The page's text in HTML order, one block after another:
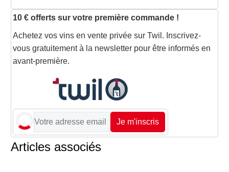
10 € offerts sur votre première commande !
Achetez vos vins en vente privée sur Twil. Inscrivez-
vous gratuitement à la newsletter pour être informés en
avant-première.
Je m'inscris
Articles associés